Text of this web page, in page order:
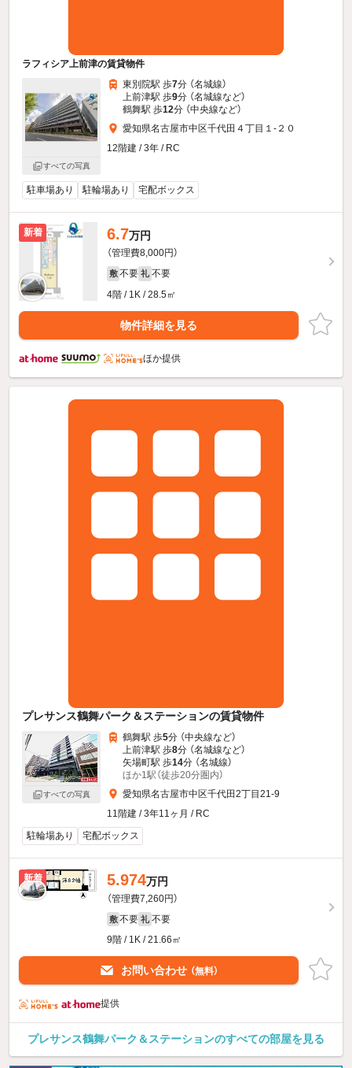
ラフィシア上前津の賃貸物件
すべての写真
東別院駅 歩7分 （名城線）
上前津駅 歩9分 （名城線など）
鶴舞駅 歩12分 （中央線など）
愛知県名古屋市中区千代田４丁目１-２０
12階建 / 3年 / RC
駐車場あり 駐輪場あり 宅配ボックス
新着 6.7万円
（管理費8,000円）
敷 不要 礼 不要
4階 / 1K / 28.5㎡
物件詳細を見る
ほか提供
プレサンス鶴舞パーク＆ステーションの賃貸物件
すべての写真
鶴舞駅 歩5分 （中央線など）
上前津駅 歩8分 （名城線など）
矢場町駅 歩14分 （名城線）
ほか1駅（徒歩20分圏内）
愛知県名古屋市中区千代田2丁目21-9
11階建 / 3年11ヶ月 / RC
駐輪場あり
宅配ボックス
新着 5.974万円
（管理費7,260円）
敷 不要 礼 不要
9階 / 1K / 21.66㎡
お問い合わせ （無料）
提供
プレサンス鶴舞パーク＆ステーションのすべての部屋を見る